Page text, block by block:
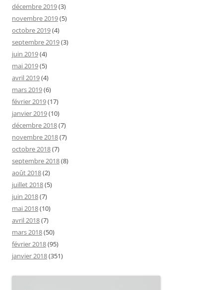
décembre 2019(3)
novembre 2019(5)
octobre 2019(4)
septembre 2019(3)
juin 2019(4)
mai 2019(5)
avril 2019(4)
mars 2019(6)
février 2019(17)
janvier 2019(10)
décembre 2018(7)
novembre 2018(7)
octobre 2018(7)
septembre 2018(8)
août 2018(2)
juillet 2018(5)
juin 2018(7)
mai 2018(10)
avril 2018(7)
mars 2018(50)
février 2018(95)
janvier 2018(351)